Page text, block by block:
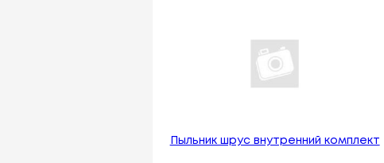
Пыльник шрус внутренний комплект